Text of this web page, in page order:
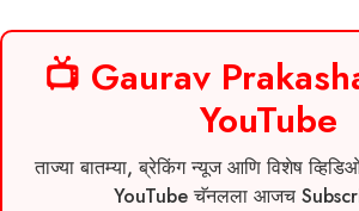
📺 Gaurav
YouTube
ताज्या बातम्या, ब्रेकिंग न्यूज आणि विशेष
YouTube चॅनलला आजच